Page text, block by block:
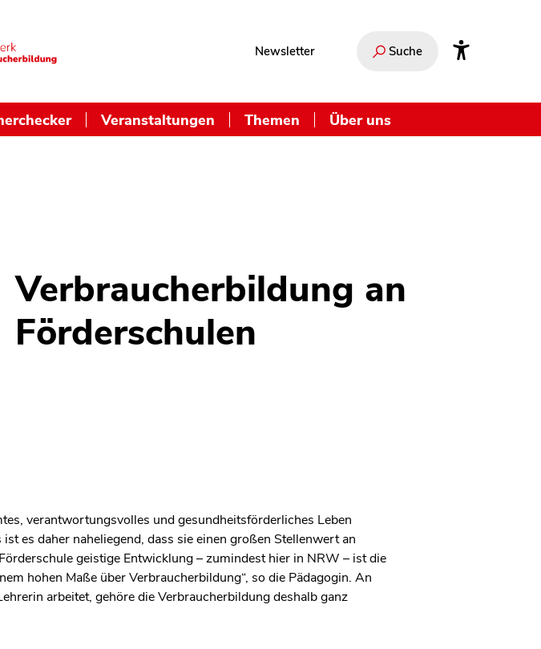
Newsletter Suche
Veranstaltungen Themen Über uns
Verbraucherbildung an
Förderschulen
verantwortungsvolles und gesundheitsförderliches Leben
es daher naheliegend, dass sie einen großen Stellenwert an
geistige Entwicklung – zumindest hier in NRW – ist die
hohen Maße über Verbraucherbildung“, so die Pädagogin. An
arbeitet, gehöre die Verbraucherbildung deshalb ganz